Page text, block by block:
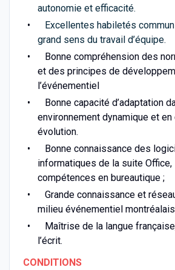
autonomie et efficacité.
Excellentes habiletés
grand sens du travail d’équipe.
Bonne compréhension des
et des principes de
l’événementiel
Bonne capacité d’adaptation
environnement dynamique et
évolution.
Bonne connaissance des
informatiques de la suite
compétences en bureautique ;
Grande connaissance et
milieu événementiel
Maîtrise de la langue française,
l’écrit.
CONDITIONS